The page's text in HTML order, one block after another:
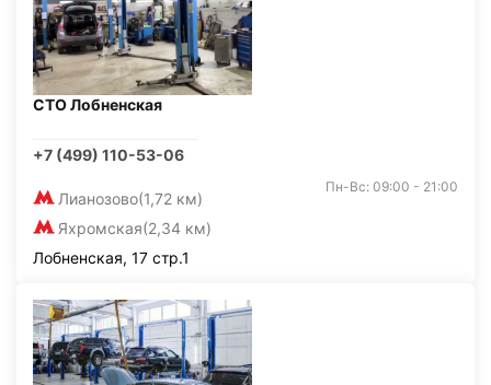
СТО Лобненская
+7 (499) 110-53-06
Лианозово(1,72 км)
Яхромская(2,34 км)
Пн-Вс: 09:00 - 21:00
Лобненская, 17 стр.1